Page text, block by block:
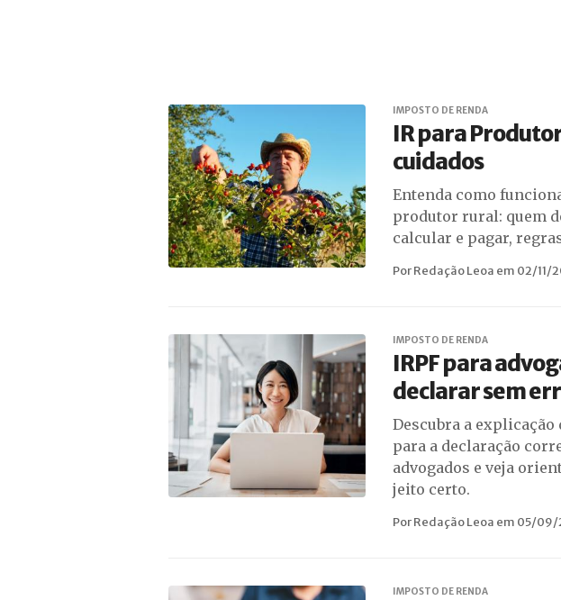
IMPOSTO DE RENDA
IR para
cuidados
Entenda como
produtor rural: quem
calcular e pagar,
Por Redação Leoa em 02/11/
IMPOSTO DE RENDA
IRPF para
declarar sem
Descubra a
para a declaração
advogados e veja
jeito certo.
Por Redação Leoa em 05/
IMPOSTO DE RENDA